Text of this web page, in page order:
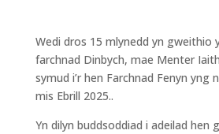
Wedi dros 15 mlynedd yn gweithio
farchnad Dinbych, mae Menter
symud i’r hen Farchnad Fenyn yng
mis Ebrill 2025..
Yn dilyn buddsoddiad i adeilad hen